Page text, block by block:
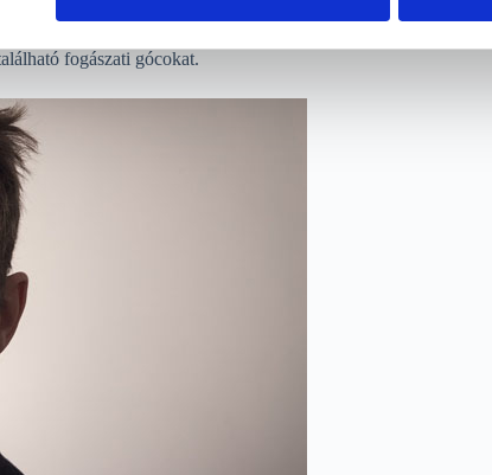
okozhatnak, mint például hajhullás, vesemedence-
lehetnek. A szűrés során CT-felvételt készítünk,
fogászati gócokat.